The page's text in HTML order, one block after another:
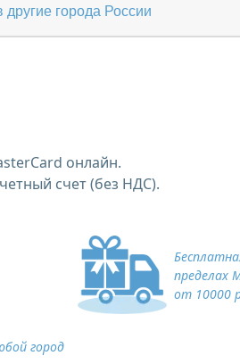
города России
онлайн.
счет (без НДС).
пределах
от 10000
город